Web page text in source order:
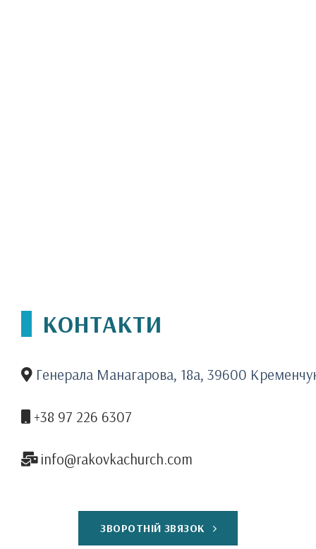
КОНТАКТИ
Генерала Манагарова, 18а, 39600
+38 97 226 6307
info@rakovkachurch.com
ЗВОРОТНІЙ ЗВЯЗОК